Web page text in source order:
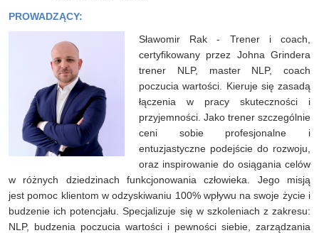
PROWADZĄCY:
Sławomir Rak - Trener i coach,
certyfikowany przez Johna Grindera
trener NLP, master NLP, coach
poczucia wartości. Kieruje się zasadą
łączenia w pracy skuteczności i
przyjemności. Jako trener szczególnie
ceni sobie profesjonalne i
entuzjastyczne podejście do rozwoju,
oraz inspirowanie do osiągania celów
w różnych dziedzinach funkcjonowania człowieka. Jego misją
jest pomoc klientom w odzyskiwaniu 100% wpływu na swoje życie i
budzenie ich potencjału. Specjalizuje się w szkoleniach z zakresu:
NLP, budzenia poczucia wartości i pewności siebie, zarządzania